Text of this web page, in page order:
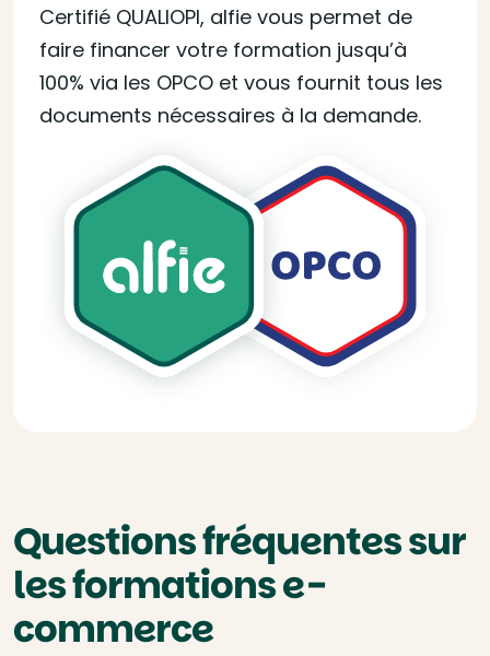
Certifié QUALIOPI, alfie vous permet de
faire financer votre formation jusqu’à
100% via les OPCO et vous fournit tous les
documents nécessaires à la demande.
Questions fréquentes sur
les formations e-
commerce